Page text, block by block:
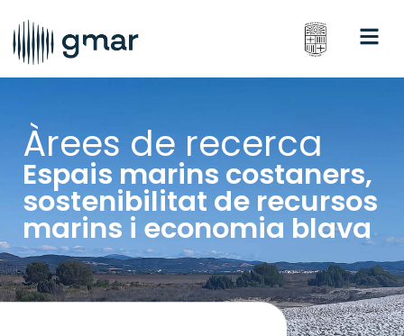
Àrees de recerca
Espais marins costaners,
sostenibilitat de recursos
marins i economia blava